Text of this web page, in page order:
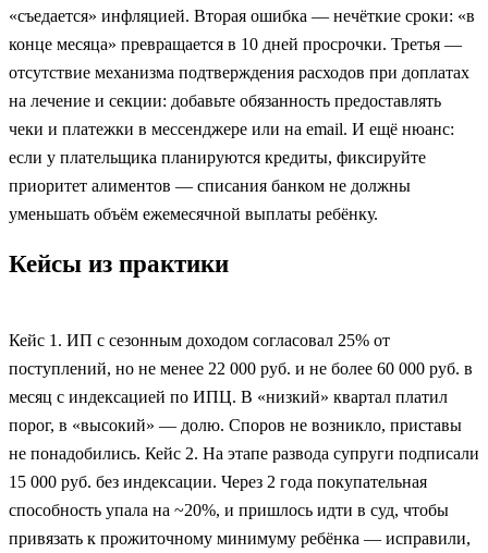
«съедается» инфляцией. Вторая ошибка — нечёткие сроки: «в
конце месяца» превращается в 10 дней просрочки. Третья —
отсутствие механизма подтверждения расходов при доплатах
на лечение и секции: добавьте обязанность предоставлять
чеки и платежки в мессенджере или на email. И ещё нюанс:
если у плательщика планируются кредиты, фиксируйте
приоритет алиментов — списания банком не должны
уменьшать объём ежемесячной выплаты ребёнку.
Кейсы из практики
Кейс 1. ИП с сезонным доходом согласовал 25% от
поступлений, но не менее 22 000 руб. и не более 60 000 руб. в
месяц с индексацией по ИПЦ. В «низкий» квартал платил
порог, в «высокий» — долю. Споров не возникло, приставы
не понадобились. Кейс 2. На этапе развода супруги подписали
15 000 руб. без индексации. Через 2 года покупательная
способность упала на ~20%, и пришлось идти в суд, чтобы
привязать к прожиточному минимуму ребёнка — исправили,